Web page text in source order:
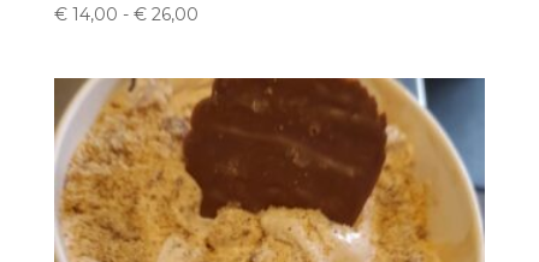
€14,00 - €26,00Prijsklasse:
€ 26,00